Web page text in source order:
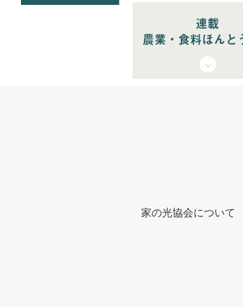
連載
農業・食料ほんと
家の光協会について